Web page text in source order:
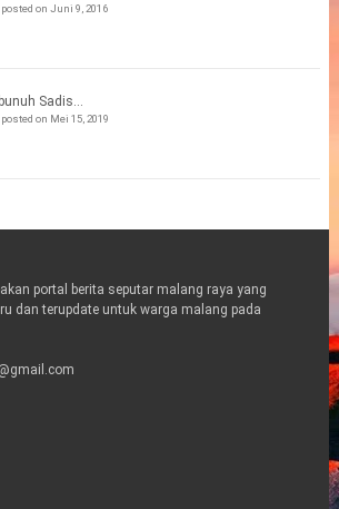
posted on Juni 9, 2016
Sadis...
posted on Mei 15, 2019
portal berita seputar malang raya yang
dan terupdate untuk warga malang pada